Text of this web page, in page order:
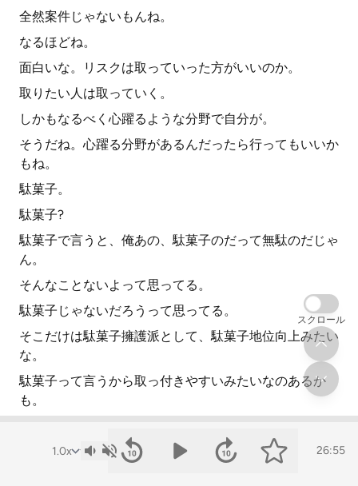
全然案件じゃないもんね。
なるほどね。
面白いな。リスクは取っていった方がいいのか。
取りたい人は取っていく。
しかもなるべく心躍るような分野で自分が。
そうだね。心躍る分野があるんだったら行ってもいいか
もね。
駄菓子。
駄菓子?
駄菓子で言うと、俺あの、駄菓子のだって無駄のだじゃ
ん。
そんなことないよって思ってる。
駄菓子じゃないだろうって思ってる。
そこだけは駄菓子擁護派として、駄菓子地位向上みたい
な。
駄菓子って言うから取っ付きやすいみたいなのあるか
も。
ちゃってるよね。
26:55
スクロール